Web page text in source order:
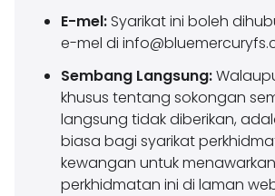
E-mel: Syarikat ini boleh
e-mel di
Sembang Langsung:
khusus tentang sokongan
langsung tidak diberikan,
biasa bagi syarikat
kewangan untuk menawarkan
perkhidmatan ini di laman